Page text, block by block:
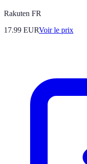
Rakuten FR
17.99 EURVoir le prix